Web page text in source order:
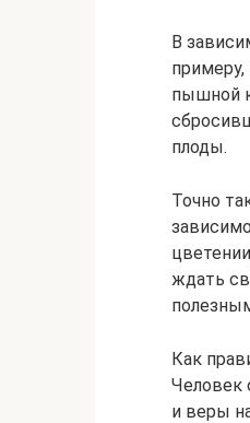
В
пышной
плоды.
Точно
ждать
Как
Человек
и веры